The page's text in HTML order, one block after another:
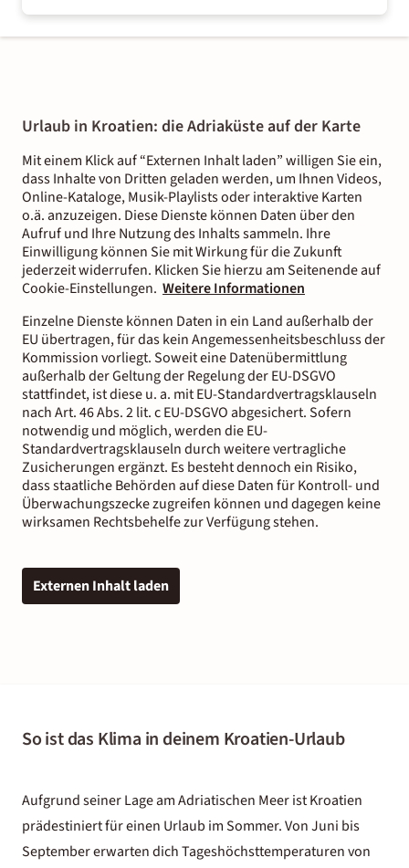
Urlaub in Kroatien: die Adriaküste auf der Karte
Mit einem Klick auf “Externen Inhalt laden” willigen Sie ein,
dass Inhalte von Dritten geladen werden, um Ihnen Videos,
Online-Kataloge, Musik-Playlists oder interaktive Karten
o.ä. anzuzeigen. Diese Dienste können Daten über den
Aufruf und Ihre Nutzung des Inhalts sammeln. Ihre
Einwilligung können Sie mit Wirkung für die Zukunft
jederzeit widerrufen. Klicken Sie hierzu am Seitenende auf
Cookie-Einstellungen. Weitere Informationen
Einzelne Dienste können Daten in ein Land außerhalb der
EU übertragen, für das kein Angemessenheitsbeschluss der
Kommission vorliegt. Soweit eine Datenübermittlung
außerhalb der Geltung der Regelung der EU-DSGVO
stattfindet, ist diese u. a. mit EU-Standardvertragsklauseln
nach Art. 46 Abs. 2 lit. c EU-DSGVO abgesichert. Sofern
notwendig und möglich, werden die EU-
Standardvertragsklauseln durch weitere vertragliche
Zusicherungen ergänzt. Es besteht dennoch ein Risiko,
dass staatliche Behörden auf diese Daten für Kontroll- und
Überwachungszecke zugreifen können und dagegen keine
wirksamen Rechtsbehelfe zur Verfügung stehen.
Externen Inhalt laden
So ist das Klima in deinem Kroatien-Urlaub
Aufgrund seiner Lage am Adriatischen Meer ist Kroatien
prädestiniert für einen Urlaub im Sommer. Von Juni bis
September erwarten dich Tageshöchsttemperaturen von